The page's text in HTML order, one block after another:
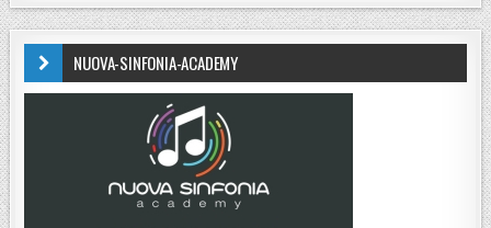
NUOVA-SINFONIA-ACADEMY